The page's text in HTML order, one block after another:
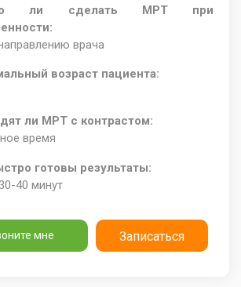
ли сделать МРТ при
врача
возраст пациента:
ли МРТ с контрастом:
время
готовы результаты:
40 минут
мне Записаться